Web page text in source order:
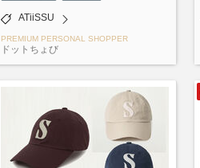
ATiiSSU
PREMIUM PERSONAL SHOPPER
ドットちょび